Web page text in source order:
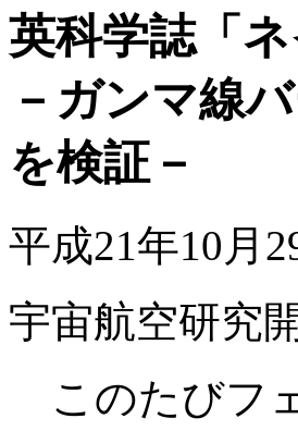
英科学誌「
－ガンマ線
を検証－
平成21年10月
宇宙航空研究
このたびフ